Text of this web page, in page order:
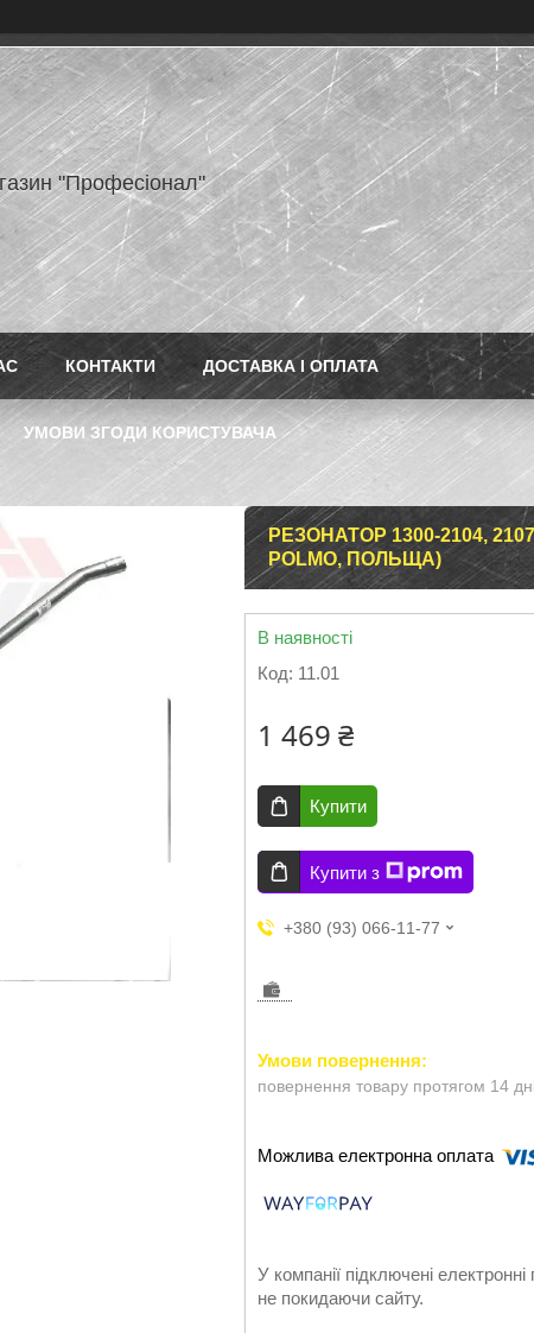
"Професіонал"
КОНТАКТИ ДОСТАВКА І ОПЛАТА
УМОВИ ЗГОДИ КОРИСТУВАЧА
РЕЗОНАТОР 1300-2104,
POLMO, ПОЛЬЩА)
В наявності
Код: 11.01
1 469 ₴
Купити
Купити з
+380 (93) 066-11-77
повернення товару протягом 14
У компанії підключені
не покидаючи сайту.